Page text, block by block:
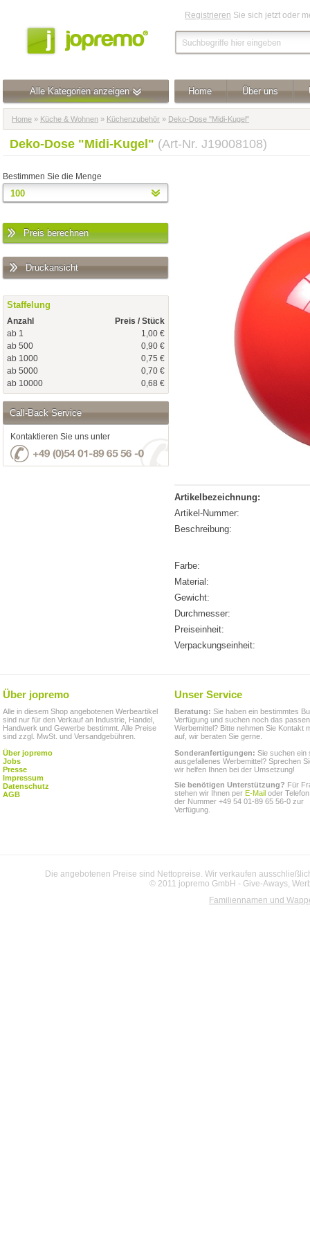
Registrieren Sie sich jetzt oder
Alle Kategorien anzeigen Home Über uns
Home » Küche & Wohnen » Küchenzubehör » Deko-Dose "Midi-Kugel"
Deko-Dose "Midi-Kugel" (Art-Nr. J19008108)
Bestimmen Sie die Menge
Preis berechnen
Druckansicht
Staffelung
Anzahl
Preis / Stück
ab 1
1,00 €
ab 500
0,90 €
ab 1000
0,75 €
ab 5000
0,70 €
ab 10000
0,68 €
Call-Back Service
Kontaktieren Sie uns unter
Artikelbezeichnung:
Artikel-Nummer:
Beschreibung:
Farbe:
Material:
Gewicht:
Durchmesser:
Preiseinheit:
Verpackungseinheit:
Über jopremo
Alle in diesem Shop angebotenen Werbeartikel
sind nur für den Verkauf an Industrie, Handel,
Handwerk und Gewerbe bestimmt. Alle Preise
sind zzgl. MwSt. und Versandgebühren.
Über jopremo
Jobs
Presse
Impressum
Datenschutz
AGB
Unser Service
Beratung: Sie haben ein bestimmtes
Verfügung und suchen noch das
Werbemittel? Bitte nehmen Sie Kontakt
auf, wir beraten Sie gerne.
Sonderanfertigungen: Sie suchen ein
ausgefallenes Werbemittel? Sprechen
wir helfen Ihnen bei der Umsetzung!
Sie benötigen Unterstützung? Für
stehen wir Ihnen per E-Mail oder
der Nummer +49 54 01-89 65 56-0 zur
Verfügung.
Die angebotenen Preise sind Nettopreise. Wir verkaufen
© 2011 jopremo GmbH - Give-Aways,
Familiennamen und